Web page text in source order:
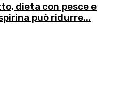
dieta con pesce e
può ridurre...